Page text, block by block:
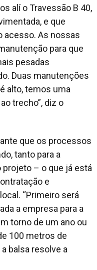
alí o Travessão B 40,
e que
acesso. As nossas
para que
pesadas
Duas manutenções
alto, temos uma
trecho”, diz o
que os processos
tanto para a
projeto – o que já está
e
“Primeiro será
a empresa para a
torno de um ano ou
100 metros de
balsa resolve a